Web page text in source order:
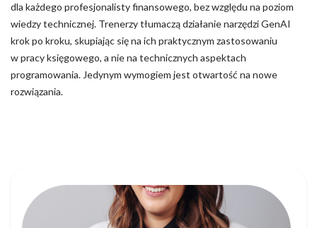
dla każdego profesjonalisty finansowego, bez względu na poziom
wiedzy technicznej. Trenerzy tłumaczą działanie narzędzi GenAI
krok po kroku, skupiając się na ich praktycznym zastosowaniu
w pracy księgowego, a nie na technicznych aspektach
programowania. Jedynym wymogiem jest otwartość na nowe
rozwiązania.